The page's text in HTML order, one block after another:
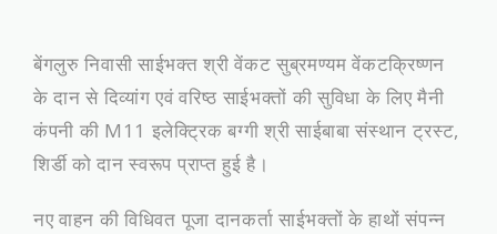
बेंगलुरु निवासी साईभक्त श्री वेंकट सुब्रमण्यम वेंकटक्रिष्णन
के दान से दिव्यांग एवं वरिष्ठ साईभक्तों की सुविधा के लिए मैनी
कंपनी की M11 इलेक्ट्रिक बग्गी श्री साईबाबा संस्थान ट्रस्ट,
शिर्डी को दान स्वरूप प्राप्त हुई है।
नए वाहन की विधिवत पूजा दानकर्ता साईभक्तों के हाथों संपन्न